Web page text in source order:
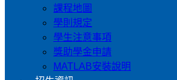
課程地圖
學則規定
學生注意事項
獎助學金申請
MATLAB安裝說明